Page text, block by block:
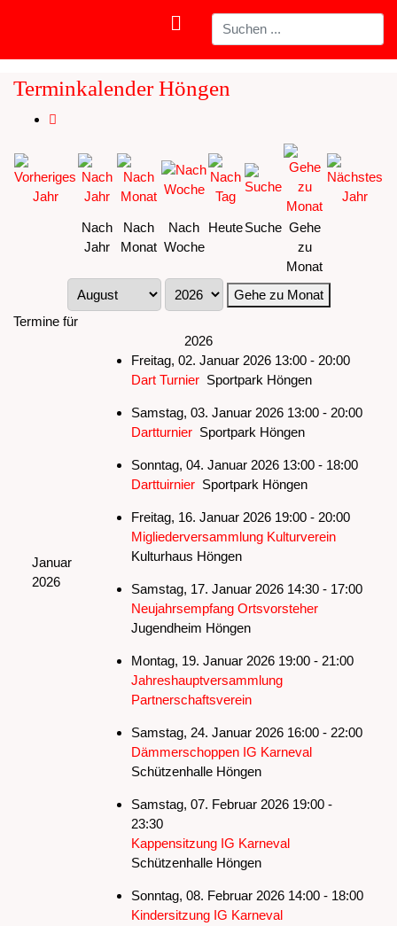
Terminkalender Höngen
Nach
Jahr
Nach
Monat
Nach
Woche
HeuteSuche Gehe
zu
Monat
Gehe zu Monat
Termine für
2026
Januar
2026
Freitag, 02. Januar 2026 13:00 - 20:00
Dart Turnier Sportpark Höngen
Samstag, 03. Januar 2026 13:00 - 20:00
Dartturnier Sportpark Höngen
Sonntag, 04. Januar 2026 13:00 - 18:00
Darttuirnier Sportpark Höngen
Freitag, 16. Januar 2026 19:00 - 20:00
Migliederversammlung Kulturverein
Kulturhaus Höngen
Samstag, 17. Januar 2026 14:30 - 17:00
Neujahrsempfang Ortsvorsteher
Jugendheim Höngen
Montag, 19. Januar 2026 19:00 - 21:00
Jahreshauptversammlung
Partnerschaftsverein
Samstag, 24. Januar 2026 16:00 - 22:00
Dämmerschoppen IG Karneval
Schützenhalle Höngen
Samstag, 07. Februar 2026 19:00 -
23:30
Kappensitzung IG Karneval
Schützenhalle Höngen
Sonntag, 08. Februar 2026 14:00 - 18:00
Kindersitzung IG Karneval